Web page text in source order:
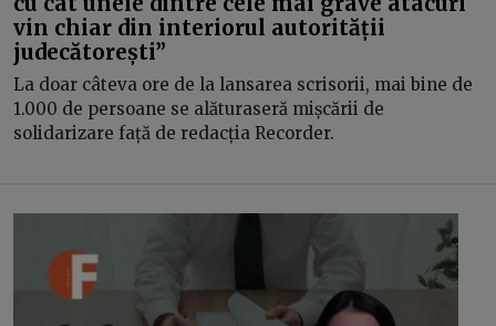
vin chiar din interiorul autorității
judecătorești”
La doar câteva ore de la lansarea scrisorii, mai bine de
1.000 de persoane se alăturaseră mișcării de
solidarizare față de redacția Recorder.